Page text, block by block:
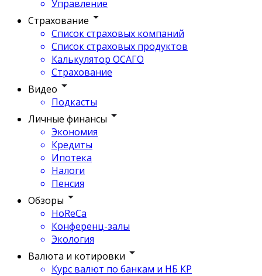
Управление
Страхование
Список страховых компаний
Список страховых продуктов
Калькулятор ОСАГО
Страхование
Видео
Подкасты
Личные финансы
Экономия
Кредиты
Ипотека
Налоги
Пенсия
Обзоры
HoReCa
Конференц-залы
Экология
Валюта и котировки
Курс валют по банкам и НБ КР